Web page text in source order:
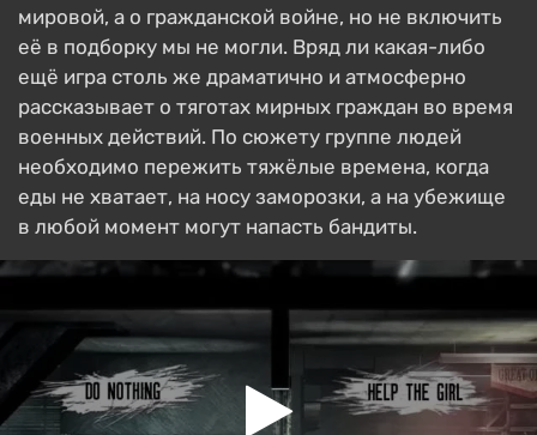
мировой, а о гражданской войне, но не включить
её в подборку мы не могли. Вряд ли какая-либо
ещё игра столь же драматично и атмосферно
рассказывает о тяготах мирных граждан во время
военных действий. По сюжету группе людей
необходимо пережить тяжёлые времена, когда
еды не хватает, на носу заморозки, а на убежище
в любой момент могут напасть бандиты.